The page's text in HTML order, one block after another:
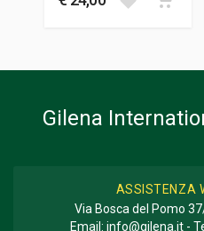
Gilena
ASSISTENZA
Via Bosca del Pomo
Email: info@gilena.it-